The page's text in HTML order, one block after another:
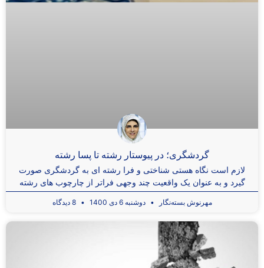
گردشگری؛ در پیوستار رشته تا پسا رشته
لازم است نگاه هستی شناختی و فرا رشته ای به گردشگری صورت
گیرد و به عنوان یک واقعیت چند وجهی فراتر از چارچوب های رشته
مهرنوش بسته‌نگار دوشنبه 6 دی 1400 8 دیدگاه